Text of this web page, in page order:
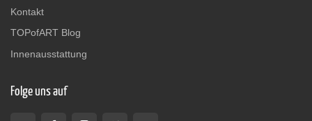
Kontakt
TOPofART Blog
Innenausstattung
Folge uns auf